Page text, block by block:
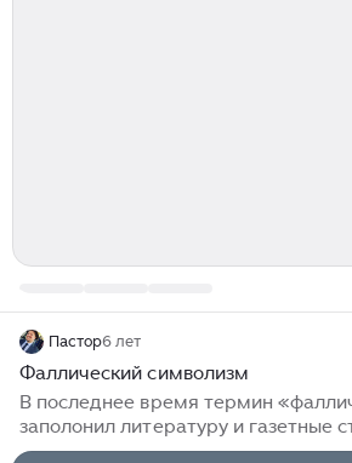
Пастор6 лет
Фаллический символизм
В последнее время термин
заполонил литературу и газетные
речи телеведущих в вечерних